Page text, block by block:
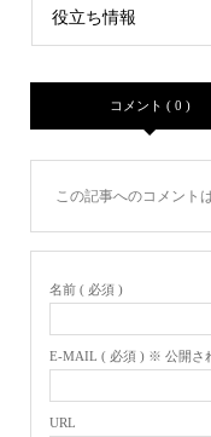
役立ち情報
コメント ( 0 )
この記事へのコメント
名前 ( 必須 )
E-MAIL ( 必須 ) ※ 公開さ
URL